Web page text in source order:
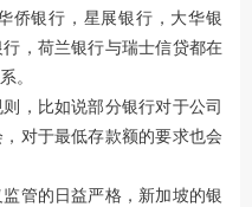
侨银行，星展银行，大华银
，荷兰银行与瑞士信贷都在
。
，比如说部分银行对于公司
对于最低存款额的要求也会
管的日益严格，新加坡的银